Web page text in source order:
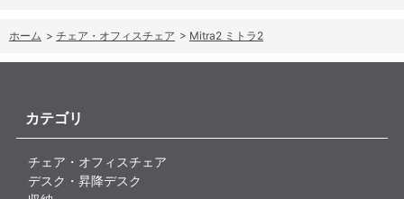
ホーム > チェア・オフィスチェア > Mitra2 ミトラ2
カテゴリ
チェア・オフィスチェア
デスク・昇降デスク